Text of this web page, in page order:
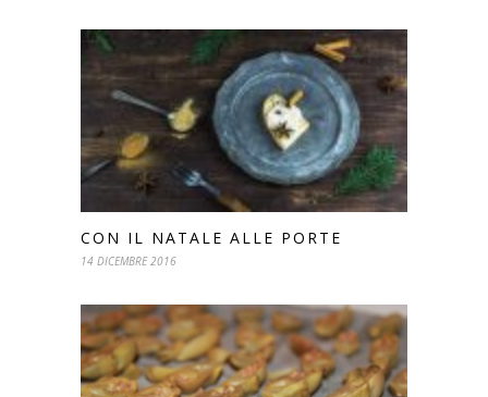
CON IL NATALE ALLE PORTE
14 DICEMBRE 2016